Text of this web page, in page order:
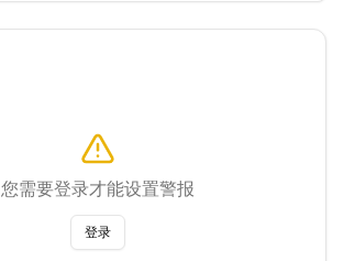
您需要登录才能设置警报
登录